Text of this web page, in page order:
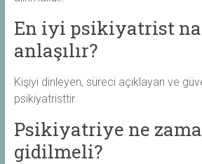
En iyi psikiyatrist
anlaşılır?
Kişiyi dinleyen, süreci açıklayan ve
psikiyatristtir.
Psikiyatriye ne
gidilmeli?